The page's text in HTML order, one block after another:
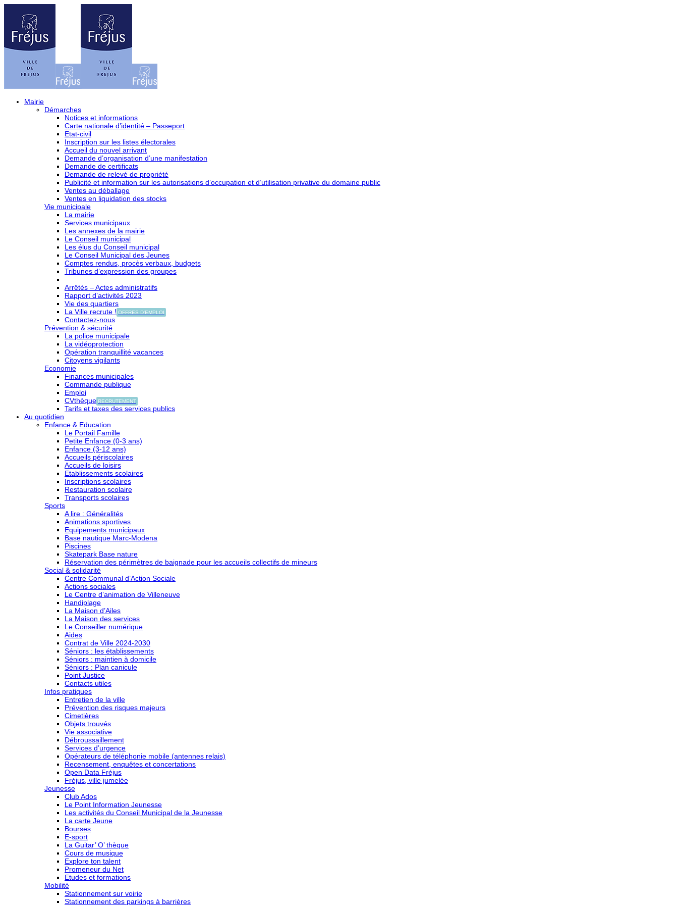
Mairie
Démarches
Notices et informations
Carte nationale d’identité – Passeport
Etat-civil
Inscription sur les listes électorales
Accueil du nouvel arrivant
Demande d’organisation d’une manifestation
Demande de certificats
Demande de relevé de propriété
Publicité et information sur les autorisations d’occupation et d’utilisation privative du domaine public
Ventes au déballage
Ventes en liquidation des stocks
Vie municipale
La mairie
Services municipaux
Les annexes de la mairie
Le Conseil municipal
Les élus du Conseil municipal
Le Conseil Municipal des Jeunes
Comptes rendus, procès verbaux, budgets
Tribunes d’expression des groupes
Arrêtés – Actes administratifs
Rapport d’activités 2023
Vie des quartiers
La Ville recrute ! OFFRES D'EMPLOI
Contactez-nous
Prévention & sécurité
La police municipale
La vidéoprotection
Opération tranquillité vacances
Citoyens vigilants
Economie
Finances municipales
Commande publique
Emploi
CVthèque RECRUTEMENT
Tarifs et taxes des services publics
Au quotidien
Enfance & Education
Le Portail Famille
Petite Enfance (0-3 ans)
Enfance (3-12 ans)
Accueils périscolaires
Accueils de loisirs
Etablissements scolaires
Inscriptions scolaires
Restauration scolaire
Transports scolaires
Sports
A lire : Généralités
Animations sportives
Equipements municipaux
Base nautique Marc-Modena
Piscines
Skatepark Base nature
Réservation des périmètres de baignade pour les accueils collectifs de mineurs
Social & solidarité
Centre Communal d’Action Sociale
Actions sociales
Le Centre d’animation de Villeneuve
Handiplage
La Maison d’Ailes
La Maison des services
Le Conseiller numérique
Aides
Contrat de Ville 2024-2030
Séniors : les établissements
Séniors : maintien à domicile
Séniors : Plan canicule
Point Justice
Contacts utiles
Infos pratiques
Entretien de la ville
Prévention des risques majeurs
Cimetières
Objets trouvés
Vie associative
Débroussaillement
Services d’urgence
Opérateurs de téléphonie mobile (antennes relais)
Recensement, enquêtes et concertations
Open Data Fréjus
Fréjus, ville jumelée
Jeunesse
Club Ados
Le Point Information Jeunesse
Les activités du Conseil Municipal de la Jeunesse
La carte Jeune
Bourses
E-sport
La Guitar’ O’ thèque
Cours de musique
Explore ton talent
Promeneur du Net
Etudes et formations
Mobilité
Stationnement sur voirie
Stationnement des parkings à barrières